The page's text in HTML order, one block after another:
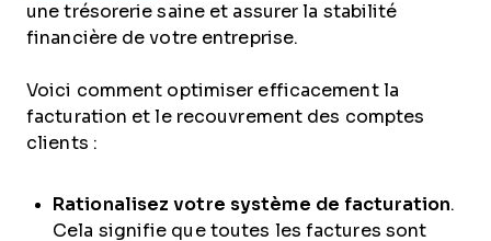
une trésorerie saine et assurer la stabilité
financière de votre entreprise.
Voici comment optimiser efficacement la
facturation et le recouvrement des comptes
clients :
Rationalisez votre système de facturation.
Cela signifie que toutes les factures sont